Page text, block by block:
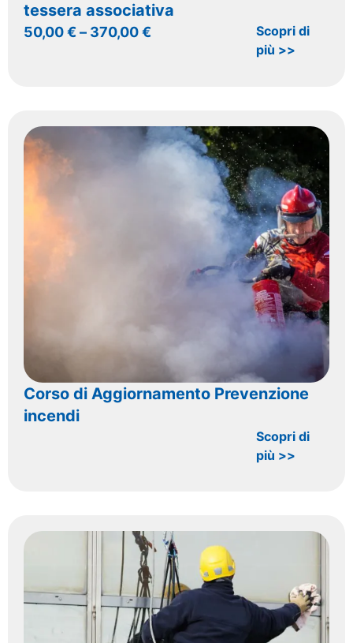
tessera associativa
50,00€– 370,00€
Scopri di
più >>
Corso di Aggiornamento Prevenzione
incendi
Scopri di
più >>